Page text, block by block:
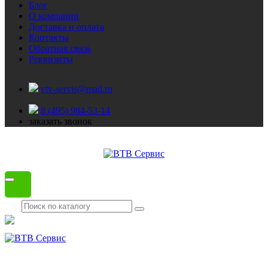
Блог
О компании
Доставка и оплата
Контакты
Обратная связь
Реквизиты
vtv-servis@mail.ru
8 (495) 984-53-14
заказать звонок